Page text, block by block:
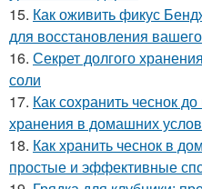
15. Как оживить фикус
для восстановления
16. Секрет долгого
соли
17. Как сохранить чеснок
хранения в домашних
18. Как хранить чеснок в
простые и эффективные